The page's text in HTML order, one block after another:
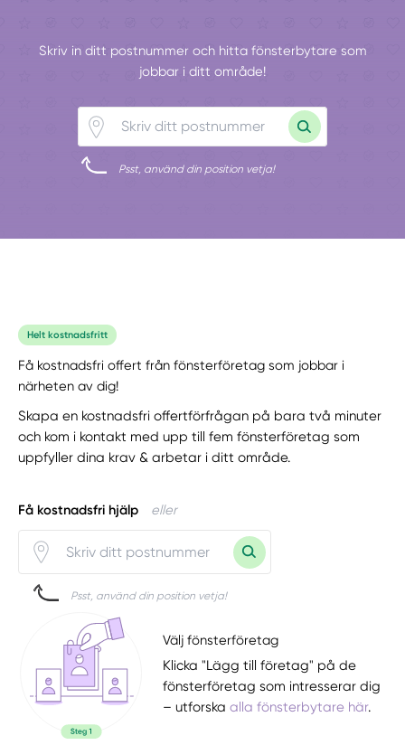
Skriv in ditt postnummer och hitta fönsterbytare som
jobbar i ditt område!
Psst, använd din position vetja!
Helt kostnadsfritt
Få kostnadsfri offert från fönsterföretag som jobbar i
närheten av dig!
Skapa en kostnadsfri offertförfrågan på bara två minuter
och kom i kontakt med upp till fem fönsterföretag som
uppfyller dina krav & arbetar i ditt område.
Få kostnadsfri hjälp eller
Psst, använd din position vetja!
Välj fönsterföretag
Klicka "Lägg till företag" på de
fönsterföretag som intresserar dig
– utforskaalla fönsterbytare här.